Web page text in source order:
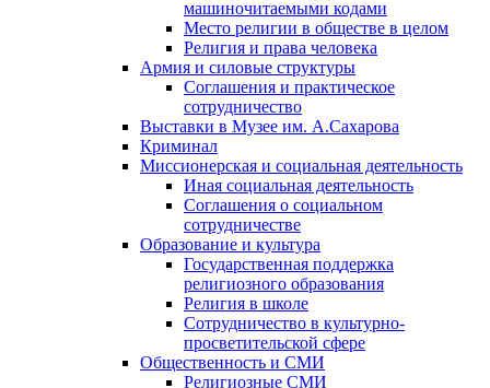
машиночитаемыми кодами
Место религии в обществе в целом
Религия и права человека
Армия и силовые структуры
Соглашения и практическое
сотрудничество
Выставки в Музее им. А.Сахарова
Криминал
Миссионерская и социальная деятельность
Иная социальная деятельность
Соглашения о социальном
сотрудничестве
Образование и культура
Государственная поддержка
религиозного образования
Религия в школе
Сотрудничество в культурно-
просветительской сфере
Общественность и СМИ
Религиозные СМИ